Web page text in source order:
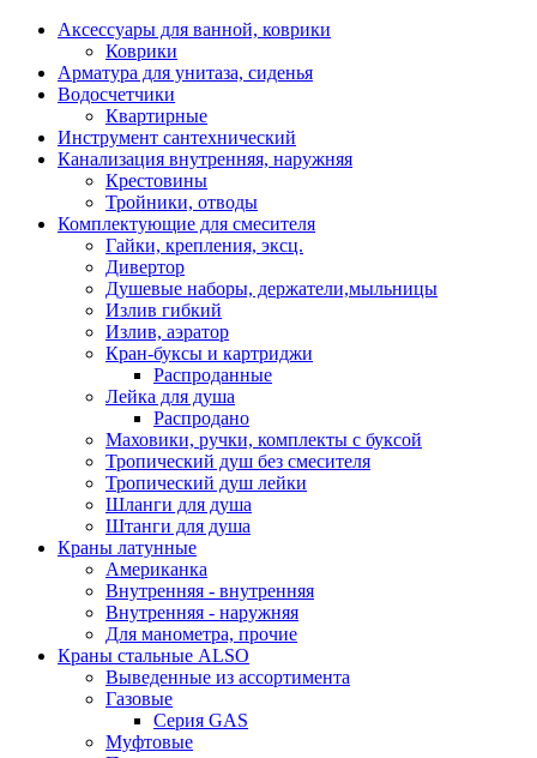
Аксессуары для ванной, коврики
Коврики
Арматура для унитаза, сиденья
Водосчетчики
Квартирные
Инструмент сантехнический
Канализация внутренняя, наружняя
Крестовины
Тройники, отводы
Комплектующие для смесителя
Гайки, крепления, эксц.
Дивертор
Душевые наборы, держатели,мыльницы
Излив гибкий
Излив, аэратор
Кран-буксы и картриджи
Распроданные
Лейка для душа
Распродано
Маховики, ручки, комплекты с буксой
Тропический душ без смесителя
Тропический душ лейки
Шланги для душа
Штанги для душа
Краны латунные
Американка
Внутренняя - внутренняя
Внутренняя - наружняя
Для манометра, прочие
Краны стальные ALSO
Выведенные из ассортимента
Газовые
Серия GAS
Муфтовые